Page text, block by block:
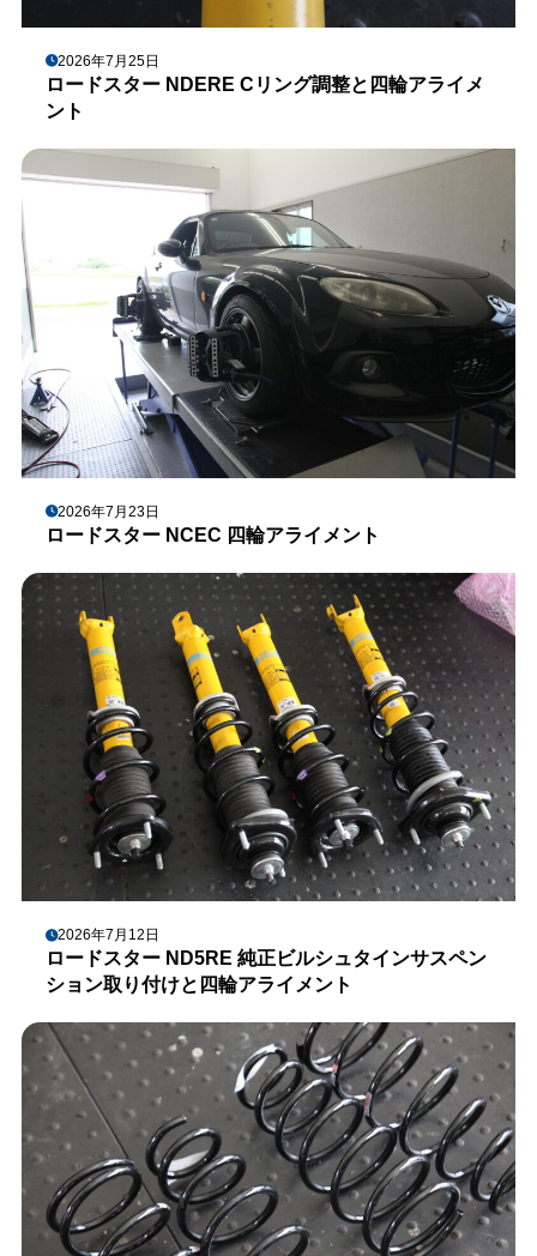
2026年7月25日
ロードスター NDERE Cリング調整と四輪アライメ
ント
2026年7月23日
ロードスター NCEC 四輪アライメント
2026年7月12日
ロードスター ND5RE 純正ビルシュタインサスペン
ション取り付けと四輪アライメント